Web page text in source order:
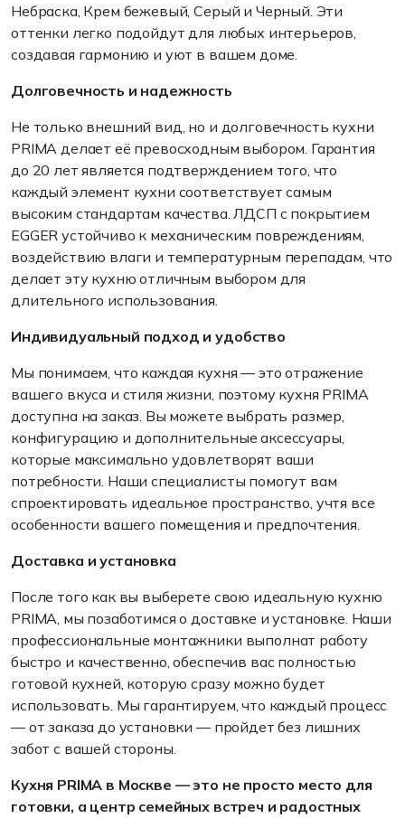
Небраска, Крем бежевый, Серый и Черный. Эти
оттенки легко подойдут для любых интерьеров,
создавая гармонию и уют в вашем доме.
Долговечность и надежность
Не только внешний вид, но и долговечность кухни
PRIMA делает её превосходным выбором. Гарантия
до 20 лет является подтверждением того, что
каждый элемент кухни соответствует самым
высоким стандартам качества. ЛДСП с покрытием
EGGER устойчиво к механическим повреждениям,
воздействию влаги и температурным перепадам, что
делает эту кухню отличным выбором для
длительного использования.
Индивидуальный подход и удобство
Мы понимаем, что каждая кухня — это отражение
вашего вкуса и стиля жизни, поэтому кухня PRIMA
доступна на заказ. Вы можете выбрать размер,
конфигурацию и дополнительные аксессуары,
которые максимально удовлетворят ваши
потребности. Наши специалисты помогут вам
спроектировать идеальное пространство, учтя все
особенности вашего помещения и предпочтения.
Доставка и установка
После того как вы выберете свою идеальную кухню
PRIMA, мы позаботимся о доставке и установке. Наши
профессиональные монтажники выполнат работу
быстро и качественно, обеспечив вас полностью
готовой кухней, которую сразу можно будет
использовать. Мы гарантируем, что каждый процесс
— от заказа до установки — пройдет без лишних
забот с вашей стороны.
Кухня PRIMA в Москве — это не просто место для
готовки, а центр семейных встреч и радостных